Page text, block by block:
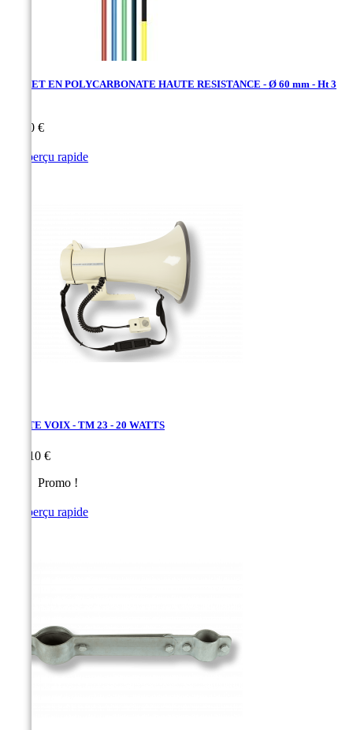
PIQUET EN POLYCARBONATE HAUTE RESISTANCE - Ø 60 mm - Ht 3
32,00 €
Aperçu rapide
PORTE VOIX - TM 23 - 20 WATTS
204,10 €
Promo !
Aperçu rapide